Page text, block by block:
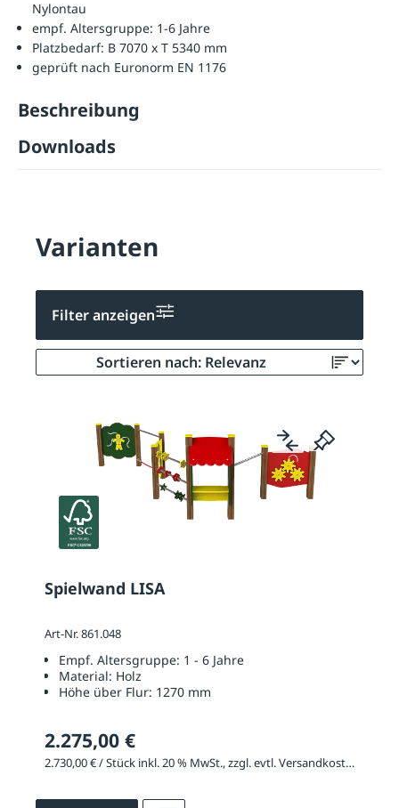
Nylontau
empf. Altersgruppe: 1-6 Jahre
Platzbedarf: B 7070 x T 5340 mm
geprüft nach Euronorm EN 1176
Beschreibung
Downloads
Varianten
Filter anzeigen
Spielwand LISA
Art-Nr. 861.048
Empf. Altersgruppe: 1 - 6 Jahre
Material: Holz
Höhe über Flur: 1270 mm
2.275,00 €
2.730,00 € / Stück inkl. 20 % MwSt., zzgl. evtl. Versandkosten